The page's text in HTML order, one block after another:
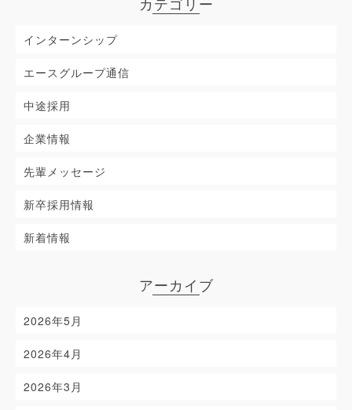
インターンシップ
エースグループ通信
中途採用
企業情報
先輩メッセージ
新卒採用情報
新着情報
アーカイブ
2026年5月
2026年4月
2026年3月